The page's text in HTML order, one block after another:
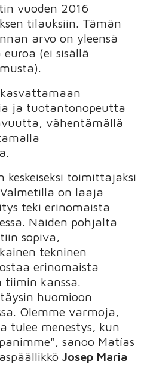
vuoden 2016
tilauksiin. Tämän
arvo on yleensä
(ei sisällä
ja tuotantonopeutta
vähentämällä
keskeiseksi toimittajaksi
on laaja
teki erinomaista
Näiden pohjalta
sopiva,
tekninen
erinomaista
kanssa.
huomioon
Olemme varmoja,
tulee menestys, kun
sanoo Matías
Josep Maria